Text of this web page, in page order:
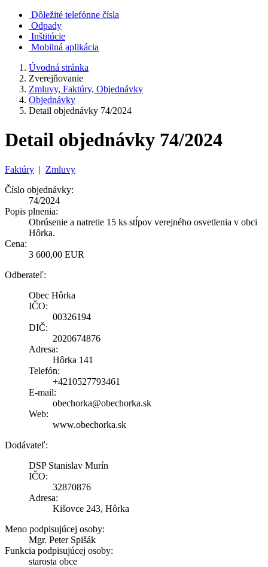
Dôležité telefónne čísla
Odpady
Inštitúcie
Mobilná aplikácia
Úvodná stránka
Zverejňovanie
Zmluvy, Faktúry, Objednávky
Objednávky
Detail objednávky 74/2024
Detail objednávky 74/2024
Faktúry | Zmluvy
Číslo objednávky:
74/2024
Popis plnenia:
Obrúsenie a natretie 15 ks stĺpov verejného osvetlenia v obci
Hôrka.
Cena:
3 600,00 EUR
Odberateľ:
Obec Hôrka
IČO:
00326194
DIČ:
2020674876
Adresa:
Hôrka 141
Telefón:
+4210527793461
E-mail:
obechorka@obechorka.sk
Web:
www.obechorka.sk
Dodávateľ:
DSP Stanislav Murín
IČO:
32870876
Adresa:
Kišovce 243, Hôrka
Meno podpisujúcej osoby:
Mgr. Peter Spišák
Funkcia podpisujúcej osoby:
starosta obce